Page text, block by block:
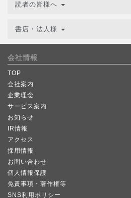
読者の皆様へ
書店・法人様
会社情報
TOP
会社案内
企業理念
サービス案内
お知らせ
IR情報
アクセス
採用情報
お問い合わせ
個人情報保護
免責事項・著作権等
SNS利用ポリシー